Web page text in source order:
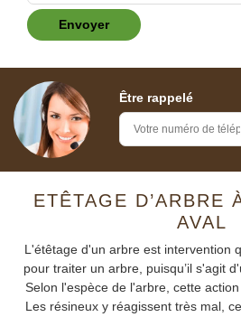
Être rappelé
ETÊTAGE D’ARBRE
AVAL
L'étêtage d'un arbre est intervention
pour traiter un arbre, puisqu’il s'agit
Selon l'espèce de l'arbre, cette
Les résineux y réagissent très mal,